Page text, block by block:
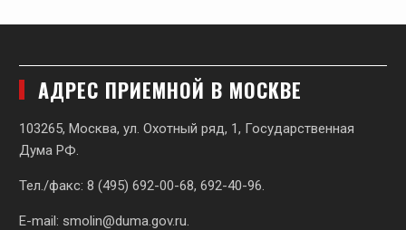
АДРЕС ПРИЕМНОЙ В МОСКВЕ
103265, Москва, ул. Охотный ряд, 1, Государственная
Дума РФ.
Тел./факс: 8 (495) 692-00-68, 692-40-96.
E-mail: smolin@duma.gov.ru